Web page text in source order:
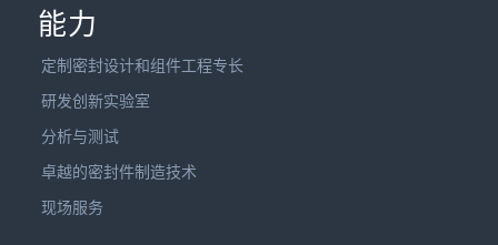
能力
定制密封设计和组件工程专长
研发创新实验室
分析与测试
卓越的密封件制造技术
现场服务